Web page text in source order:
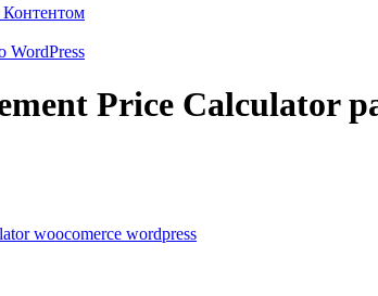
Price Calculator
woocomerce wordpress